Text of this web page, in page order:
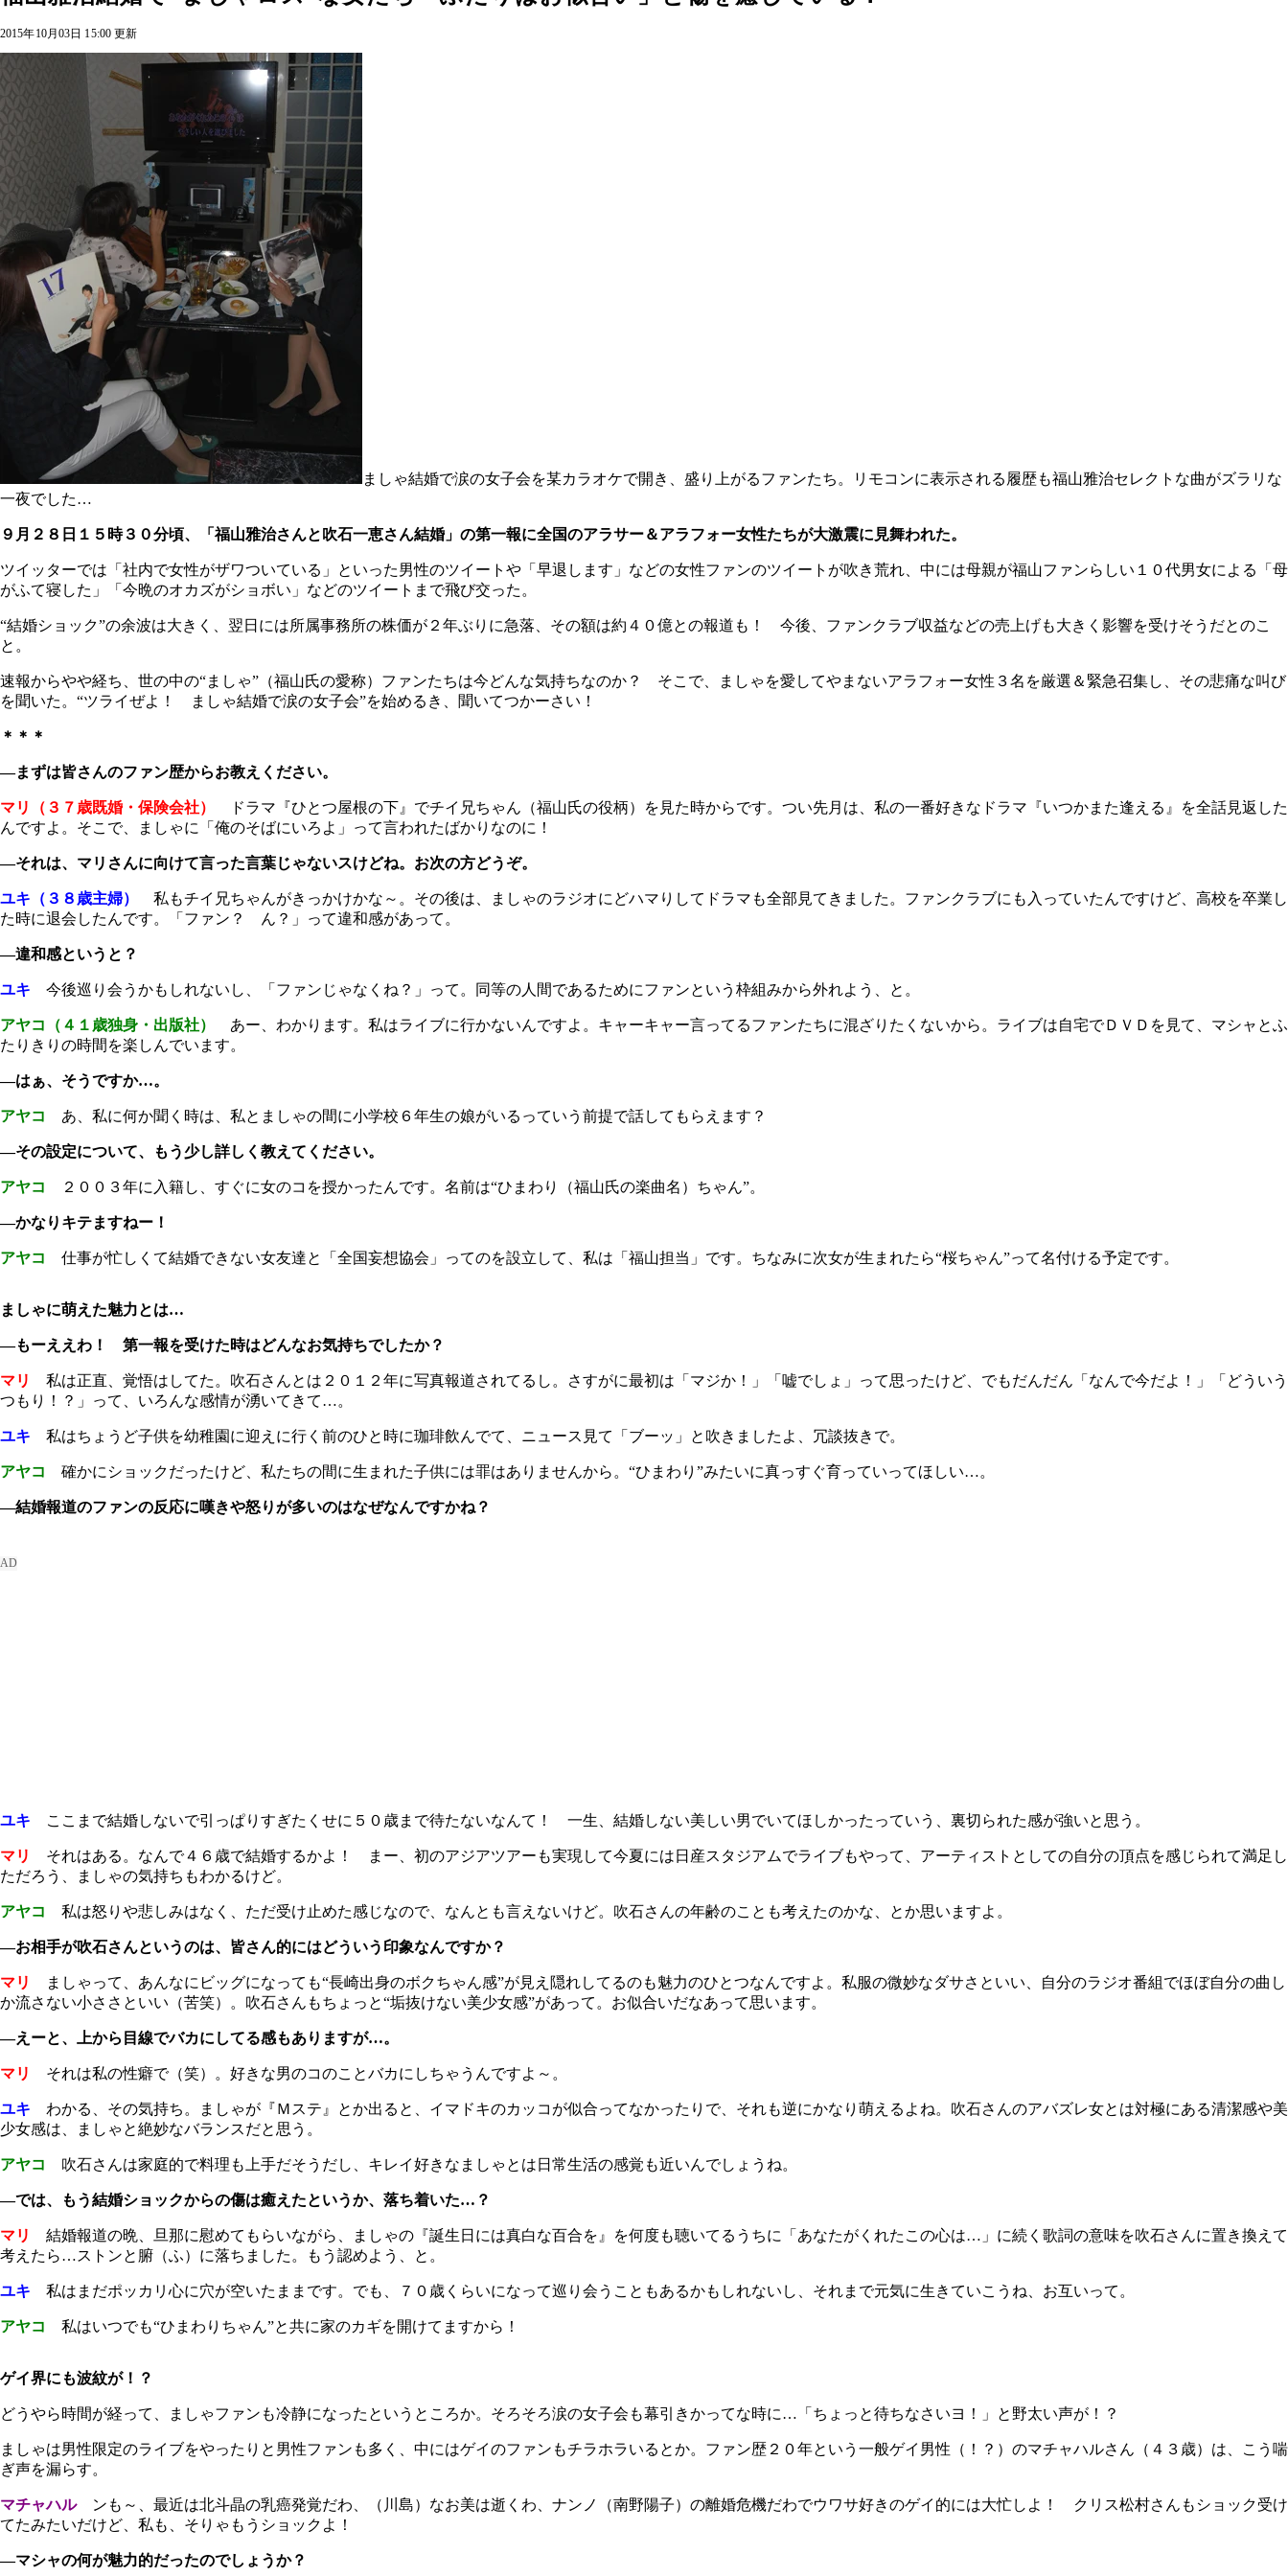
2015年10月03日 15:00 更新
ましゃ結婚で涙の女子会を某カラオケで開き、盛り上がるファンたち。リモコンに表示される履歴も福山雅治セレクトな曲がズラリな
一夜でした…
９月２８日１５時３０分頃、「福山雅治さんと吹石一恵さん結婚」の第一報に全国のアラサー＆アラフォー女性たちが大激震に見舞われた。
ツイッターでは「社内で女性がザワついている」といった男性のツイートや「早退します」などの女性ファンのツイートが吹き荒れ、中には母親が福山ファンらしい１０代男女による「母
がふて寝した」「今晩のオカズがショボい」などのツイートまで飛び交った。
“結婚ショック”の余波は大きく、翌日には所属事務所の株価が２年ぶりに急落、その額は約４０億との報道も！ 今後、ファンクラブ収益などの売上げも大きく影響を受けそうだとのこ
と。
速報からやや経ち、世の中の“ましゃ”（福山氏の愛称）ファンたちは今どんな気持ちなのか？ そこで、ましゃを愛してやまないアラフォー女性３名を厳選＆緊急召集し、その悲痛な叫び
を聞いた。“ツライぜよ！ ましゃ結婚で涙の女子会”を始めるき、聞いてつかーさい！
＊＊＊
―まずは皆さんのファン歴からお教えください。
マリ（３７歳既婚・保険会社）
ドラマ『ひとつ屋根の下』でチイ兄ちゃん（福山氏の役柄）を見た時からです。つい先月は、私の一番好きなドラマ『いつかまた逢える』を全話見返した
んですよ。そこで、ましゃに「俺のそばにいろよ」って言われたばかりなのに！
―それは、マリさんに向けて言った言葉じゃないスけどね。お次の方どうぞ。
ユキ（３８歳主婦）
私もチイ兄ちゃんがきっかけかな～。その後は、ましゃのラジオにどハマりしてドラマも全部見てきました。ファンクラブにも入っていたんですけど、高校を卒業し
た時に退会したんです。「ファン？ ん？」って違和感があって。
―違和感というと？
ユキ 今後巡り会うかもしれないし、「ファンじゃなくね？」って。同等の人間であるためにファンという枠組みから外れよう、と。
アヤコ（４１歳独身・出版社）
あー、わかります。私はライブに行かないんですよ。キャーキャー言ってるファンたちに混ざりたくないから。ライブは自宅でＤＶＤを見て、マシャとふ
たりきりの時間を楽しんでいます。
―はぁ、そうですか…。
アヤコ あ、私に何か聞く時は、私とましゃの間に小学校６年生の娘がいるっていう前提で話してもらえます？
―その設定について、もう少し詳しく教えてください。
アヤコ ２００３年に入籍し、すぐに女のコを授かったんです。名前は“ひまわり（福山氏の楽曲名）ちゃん”。
―かなりキテますねー！
アヤコ 仕事が忙しくて結婚できない女友達と「全国妄想協会」ってのを設立して、私は「福山担当」です。ちなみに次女が生まれたら“桜ちゃん”って名付ける予定です。
ましゃに萌えた魅力とは…
―もーええわ！ 第一報を受けた時はどんなお気持ちでしたか？
マリ
私は正直、覚悟はしてた。吹石さんとは２０１２年に写真報道されてるし。さすがに最初は「マジか！」「嘘でしょ」って思ったけど、でもだんだん「なんで今だよ！」「どういう
つもり！？」って、いろんな感情が湧いてきて…。
ユキ 私はちょうど子供を幼稚園に迎えに行く前のひと時に珈琲飲んでて、ニュース見て「ブーッ」と吹きましたよ、冗談抜きで。
アヤコ 確かにショックだったけど、私たちの間に生まれた子供には罪はありませんから。“ひまわり”みたいに真っすぐ育っていってほしい…。
―結婚報道のファンの反応に嘆きや怒りが多いのはなぜなんですかね？
ユキ ここまで結婚しないで引っぱりすぎたくせに５０歳まで待たないなんて！ 一生、結婚しない美しい男でいてほしかったっていう、裏切られた感が強いと思う。
マリ
それはある。なんで４６歳で結婚するかよ！ まー、初のアジアツアーも実現して今夏には日産スタジアムでライブもやって、アーティストとしての自分の頂点を感じられて満足し
ただろう、ましゃの気持ちもわかるけど。
アヤコ 私は怒りや悲しみはなく、ただ受け止めた感じなので、なんとも言えないけど。吹石さんの年齢のことも考えたのかな、とか思いますよ。
―お相手が吹石さんというのは、皆さん的にはどういう印象なんですか？
マリ
ましゃって、あんなにビッグになっても“長崎出身のボクちゃん感”が見え隠れしてるのも魅力のひとつなんですよ。私服の微妙なダサさといい、自分のラジオ番組でほぼ自分の曲し
か流さない小ささといい（苦笑）。吹石さんもちょっと“垢抜けない美少女感”があって。お似合いだなあって思います。
―えーと、上から目線でバカにしてる感もありますが…。
マリ それは私の性癖で（笑）。好きな男のコのことバカにしちゃうんですよ～。
ユキ わかる、その気持ち。ましゃが『Ｍステ』とか出ると、イマドキのカッコが似合ってなかったりで、それも逆にかなり萌えるよね。吹石さんのアバズレ女とは対極にある清潔感や美
少女感は、ましゃと絶妙なバランスだと思う。
アヤコ 吹石さんは家庭的で料理も上手だそうだし、キレイ好きなましゃとは日常生活の感覚も近いんでしょうね。
―では、もう結婚ショックからの傷は癒えたというか、落ち着いた…？
マリ
結婚報道の晩、旦那に慰めてもらいながら、ましゃの『誕生日には真白な百合を』を何度も聴いてるうちに「あなたがくれたこの心は…」に続く歌詞の意味を吹石さんに置き換えて
考えたら…ストンと腑（ふ）に落ちました。もう認めよう、と。
ユキ 私はまだポッカリ心に穴が空いたままです。でも、７０歳くらいになって巡り会うこともあるかもしれないし、それまで元気に生きていこうね、お互いって。
アヤコ 私はいつでも“ひまわりちゃん”と共に家のカギを開けてますから！
ゲイ界にも波紋が！？
どうやら時間が経って、ましゃファンも冷静になったというところか。そろそろ涙の女子会も幕引きかってな時に…「ちょっと待ちなさいヨ！」と野太い声が！？
ましゃは男性限定のライブをやったりと男性ファンも多く、中にはゲイのファンもチラホラいるとか。ファン歴２０年という一般ゲイ男性（！？）のマチャハルさん（４３歳）は、こう喘
ぎ声を漏らす。
マチャハルンも～、最近は北斗晶の乳癌発覚だわ、（川島）なお美は逝くわ、ナンノ（南野陽子）の離婚危機だわでウワサ好きのゲイ的には大忙しよ！ クリス松村さんもショック受け
てたみたいだけど、私も、そりゃもうショックよ！
―マシャの何が魅力的だったのでしょうか？